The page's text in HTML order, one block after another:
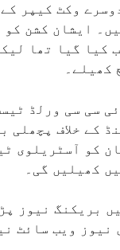
وکٹ کیپر
ایشان کشن کو
کیا گیا تھا
کھیلے۔
سی سی ورلڈ
کے خلاف
کھیلیں گی۔
ہندی نیوز 18 ہندی
نیوز 18 ہندی